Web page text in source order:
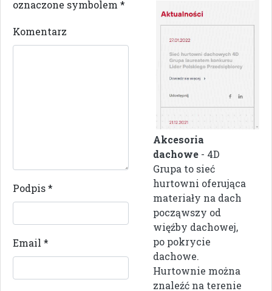
oznaczone symbolem *
Komentarz
Podpis*
Email *
Akcesoria
dachowe - 4D
Grupa to sieć
hurtowni oferująca
materiały na dach
począwszy od
więźby dachowej,
po pokrycie
dachowe.
Hurtownie można
znaleźć na terenie